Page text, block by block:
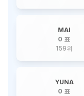
MAI
0 표
159위
YUNA
0 표